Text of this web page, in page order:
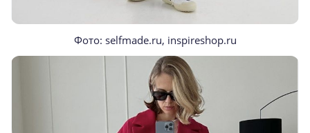
Фото: selfmade.ru, inspireshop.ru